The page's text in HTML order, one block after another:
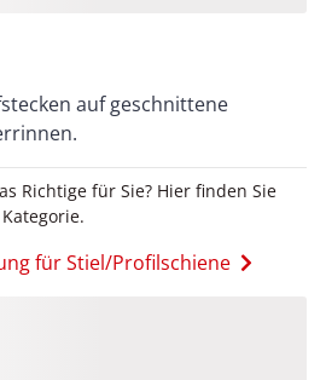
auf geschnittene
Richtige für Sie? Hier finden Sie
für Stiel/Profilschiene